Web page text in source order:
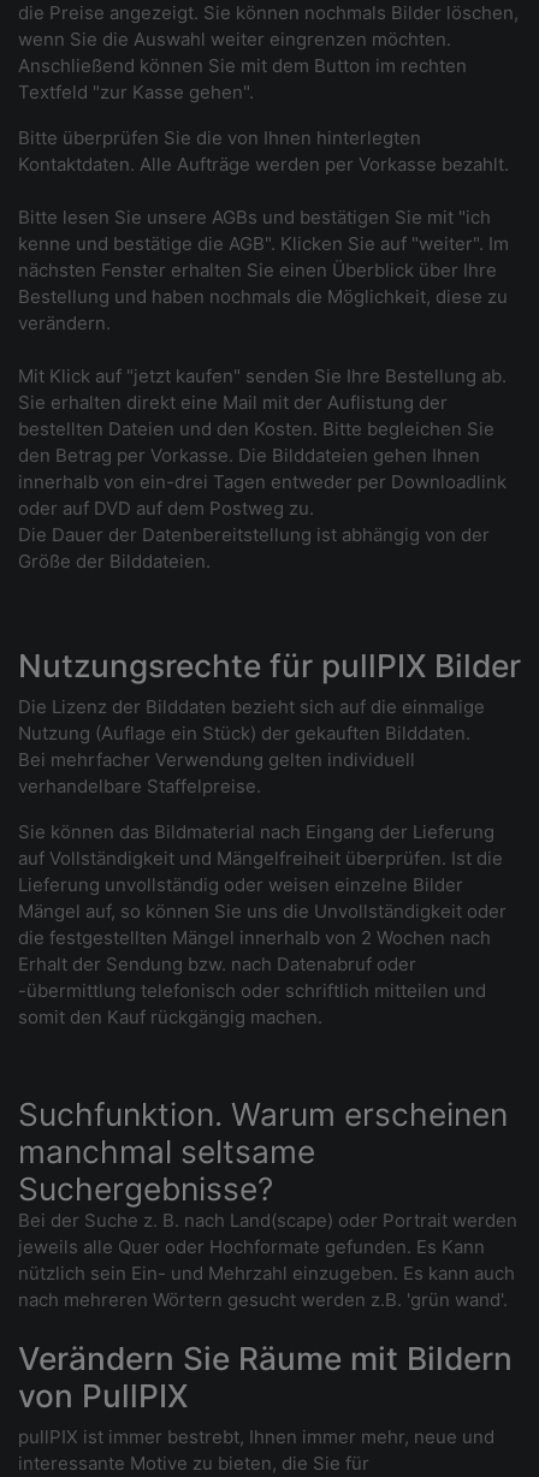
die Preise angezeigt. Sie können nochmals Bilder löschen,
wenn Sie die Auswahl weiter eingrenzen möchten.
Anschließend können Sie mit dem Button im rechten
Textfeld "zur Kasse gehen".
Bitte überprüfen Sie die von Ihnen hinterlegten
Kontaktdaten. Alle Aufträge werden per Vorkasse bezahlt.
Bitte lesen Sie unsere AGBs und bestätigen Sie mit "ich
kenne und bestätige die AGB". Klicken Sie auf "weiter". Im
nächsten Fenster erhalten Sie einen Überblick über Ihre
Bestellung und haben nochmals die Möglichkeit, diese zu
verändern.
Mit Klick auf "jetzt kaufen" senden Sie Ihre Bestellung ab.
Sie erhalten direkt eine Mail mit der Auflistung der
bestellten Dateien und den Kosten. Bitte begleichen Sie
den Betrag per Vorkasse. Die Bilddateien gehen Ihnen
innerhalb von ein-drei Tagen entweder per Downloadlink
oder auf DVD auf dem Postweg zu.
Die Dauer der Datenbereitstellung ist abhängig von der
Größe der Bilddateien.
Nutzungsrechte für pullPIX Bilder
Die Lizenz der Bilddaten bezieht sich auf die einmalige
Nutzung (Auflage ein Stück) der gekauften Bilddaten.
Bei mehrfacher Verwendung gelten individuell
verhandelbare Staffelpreise.
Sie können das Bildmaterial nach Eingang der Lieferung
auf Vollständigkeit und Mängelfreiheit überprüfen. Ist die
Lieferung unvollständig oder weisen einzelne Bilder
Mängel auf, so können Sie uns die Unvollständigkeit oder
die festgestellten Mängel innerhalb von 2 Wochen nach
Erhalt der Sendung bzw. nach Datenabruf oder
-übermittlung telefonisch oder schriftlich mitteilen und
somit den Kauf rückgängig machen.
Suchfunktion. Warum erscheinen
manchmal seltsame
Suchergebnisse?
Bei der Suche z. B. nach Land(scape) oder Portrait werden
jeweils alle Quer oder Hochformate gefunden. Es Kann
nützlich sein Ein- und Mehrzahl einzugeben. Es kann auch
nach mehreren Wörtern gesucht werden z.B. 'grün wand'.
Verändern Sie Räume mit Bildern
von PullPIX
pullPIX ist immer bestrebt, Ihnen immer mehr, neue und
interessante Motive zu bieten, die Sie für